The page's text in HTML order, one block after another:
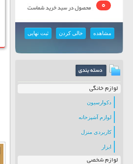
0
مشاهده خالی کردن ثبت نهایی
لوازم خانگی
دکوارسیون
لوازم آشپزخانه
کاربردی منزل
ابزار
لوازم شخصی